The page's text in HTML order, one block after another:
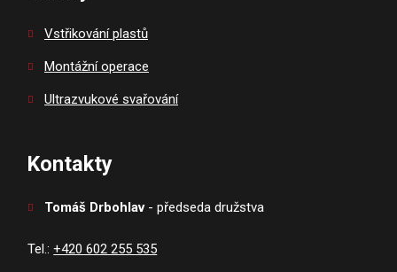
Vstřikování plastů
Montážní operace
Ultrazvukové svařování
Kontakty
Tomáš Drbohlav- předseda družstva
Tel.:+420 602 255 535